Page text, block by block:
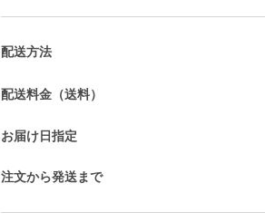
配送方法
配送料金（送料）
お届け日指定
注文から発送まで